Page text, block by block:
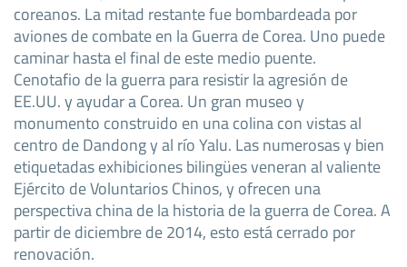
coreanos. La mitad restante fue bombardeada por
aviones de combate en la Guerra de Corea. Uno puede
caminar hasta el final de este medio puente.
Cenotafio de la guerra para resistir la agresión de
EE.UU. y ayudar a Corea. Un gran museo y
monumento construido en una colina con vistas al
centro de Dandong y al río Yalu. Las numerosas y bien
etiquetadas exhibiciones bilingües veneran al valiente
Ejército de Voluntarios Chinos, y ofrecen una
perspectiva china de la historia de la guerra de Corea. A
partir de diciembre de 2014, esto está cerrado por
renovación.